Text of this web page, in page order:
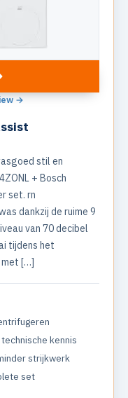
→
stil en
+ Bosch
set. rn
dankzij de ruime 9
van 70 decibel
tijdens het
met […]
kennis
strijkwerk
set